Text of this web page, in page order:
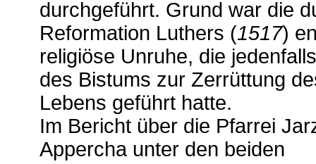
durchgeführt. Grund war die
Reformation Luthers (1517)
religiöse Unruhe, die
des Bistums zur Zerrüttung
Lebens geführt hatte.
Im Bericht über die Pfarrei
Appercha unter den beiden